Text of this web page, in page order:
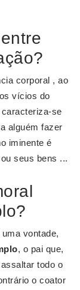
corporal , ao
vícios do
se
alguém fazer
iminente é
seus bens ...
vontade,
, o pai que,
todo o
o coator